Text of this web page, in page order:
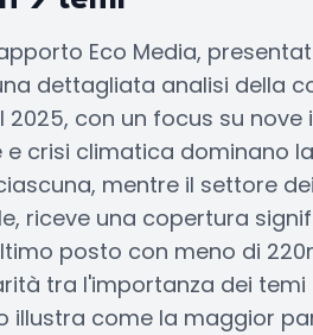
Eco Media,
dettagliata analisi della
2025, con un focus su
e crisi climatica dominano
mentre il settore
riceve una copertura
posto con meno di
tra l'importanza dei
illustra come la maggior